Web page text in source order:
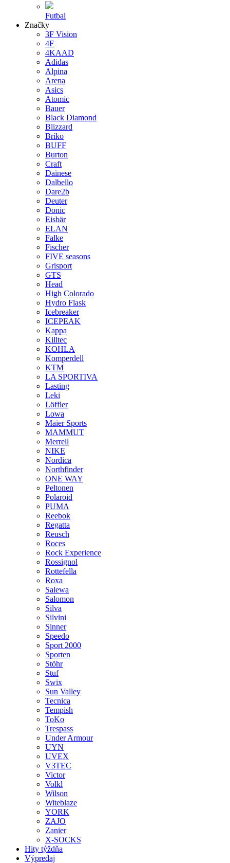
Futbal
Značky
3F Vision
4F
4KAAD
Adidas
Alpina
Arena
Asics
Atomic
Bauer
Black Diamond
Blizzard
Briko
BUFF
Burton
Craft
Dainese
Dalbello
Dare2b
Deuter
Donic
Eisbär
ELAN
Falke
Fischer
FIVE seasons
Grisport
GTS
Head
High Colorado
Hydro Flask
Icebreaker
ICEPEAK
Kappa
Killtec
KOHLA
Komperdell
KTM
LA SPORTIVA
Lasting
Leki
Löffler
Lowa
Maier Sports
MAMMUT
Merrell
NIKE
Nordica
Northfinder
ONE WAY
Peltonen
Polaroid
PUMA
Reebok
Regatta
Reusch
Roces
Rock Experience
Rossignol
Rottefella
Roxa
Salewa
Salomon
Silva
Silvini
Sinner
Speedo
Sport 2000
Sporten
Stöhr
Stuf
Swix
Sun Valley
Tecnica
Tempish
ToKo
Trespass
Under Armour
UYN
UVEX
V3TEC
Victor
Volkl
Wilson
Witeblaze
YORK
ZAJO
Zanier
X-SOCKS
Hity týždňa
Výpredaj